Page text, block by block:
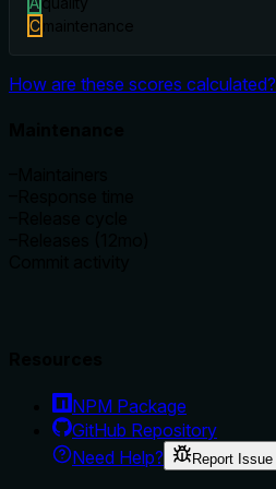
Cmaintenance
How are these scores calculated?
NPM Package
GitHub Repository
Need Help?
Report Issue